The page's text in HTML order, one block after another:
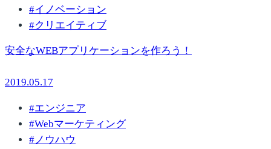
#イノベーション
#クリエイティブ
安全なWEBアプリケーションを作ろう！
2019.05.17
#エンジニア
#Webマーケティング
#ノウハウ